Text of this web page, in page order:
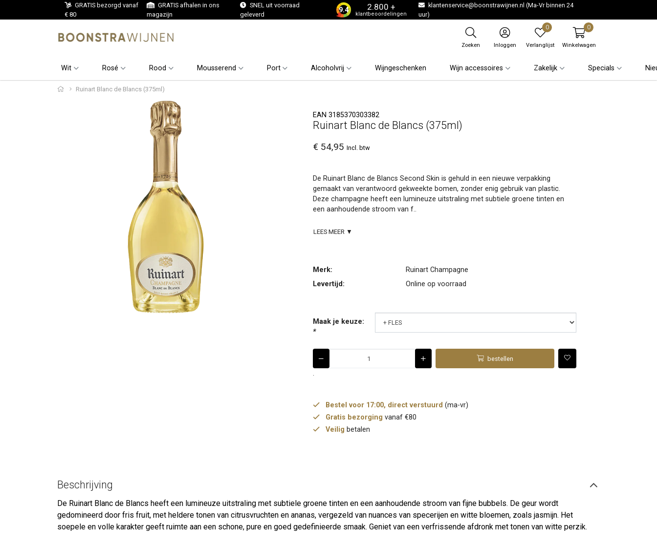
GRATIS bezorgd vanaf
€ 80
GRATIS afhalen in ons
magazijn
SNEL uit voorraad
geleverd
9.4 2.800 +
klantbeoordelingen
klantenservice@boonstrawijnen.nl (Ma-Vr binnen 24
uur)
Zoeken Inloggen
0
Verlanglijst
0
Winkelwagen
Wit Rosé Rood Mousserend Port Alcoholvrij Wijngeschenken Wijn accessoires Zakelijk Specials
Ruinart Blanc de Blancs (375ml)
EAN 3185370303382
Ruinart Blanc de Blancs (375ml)
€ 54,95 Incl. btw
De Ruinart Blanc de Blancs Second Skin is gehuld in een nieuwe verpakking
gemaakt van verantwoord gekweekte bomen, zonder enig gebruik van plastic.
Deze champagne heeft een lumineuze uitstraling met subtiele groene tinten en
een aanhoudende stroom van f..
LEES MEER ▼
Merk:
Ruinart Champagne
Levertijd:
Online op voorraad
Maak je keuze:
*
bestellen
.
Bestel voor 17:00, direct verstuurd (ma-vr)
Gratis bezorging vanaf €80
Veilig betalen
Beschrijving
De Ruinart Blanc de Blancs heeft een lumineuze uitstraling met subtiele groene tinten en een aanhoudende stroom van fijne bubbels. De geur wordt
gedomineerd door fris fruit, met heldere tonen van citrusvruchten en ananas, vergezeld van nuances van specerijen en witte bloemen, zoals jasmijn. Het
soepele en volle karakter geeft ruimte aan een schone, pure en goed gedefinieerde smaak. Geniet van een verfrissende afdronk met tonen van witte perzik.